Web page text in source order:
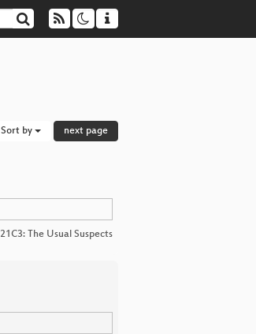
Sort by next page
21C3: The Usual Suspects